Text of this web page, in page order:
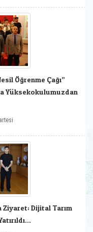
Öğrenme Çağı”
Yüksekokulumuzdan
Ziyaret: Dijital Tarım